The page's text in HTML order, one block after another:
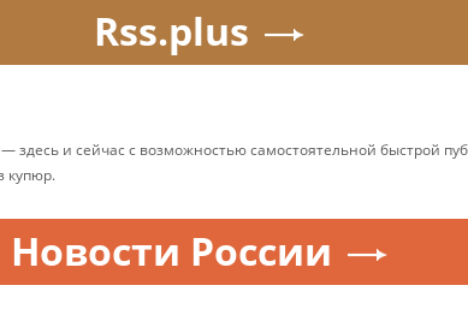
Rss.plus
здесь и сейчас с возможностью самостоятельной быстрой
купюр.
Новости России